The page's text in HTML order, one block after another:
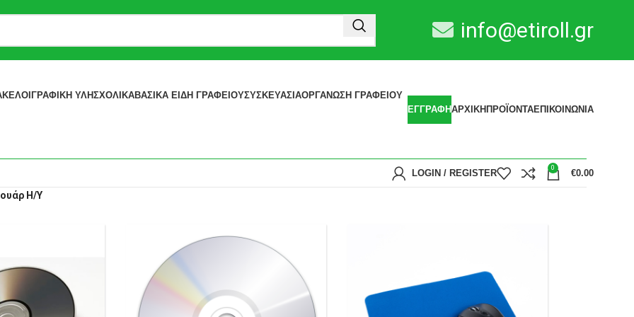
info@etiroll.gr
ΓΡΑΦΙΚΉ ΎΛΗΣΧΟΛΙΚΆΒΑΣΙΚΆ ΕΊΔΗ ΓΡΑΦΕΊΟΥΣΥΣΚΕΥΑΣΊΑΟΡΓΆΝΩΣΗ ΓΡΑΦΕΊΟΥ
ΕΓΓΡΑΦΗΑΡΧΙΚΗ ΠΡΟΪΟΝΤΑΕΠΙΚΟΙΝΩΝΙΑ
LOGIN / REGISTER
0
€0.00
Η/Υ